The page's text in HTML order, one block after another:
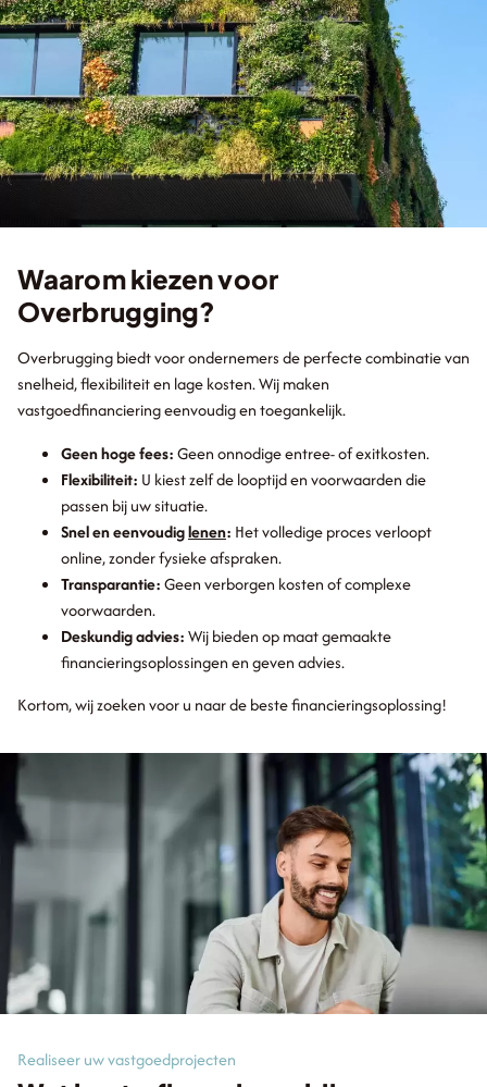
Waarom kiezen voor
Overbrugging?
Overbrugging biedt voor ondernemers de perfecte combinatie van
snelheid, flexibiliteit en lage kosten. Wij maken
vastgoedfinanciering eenvoudig en toegankelijk.
Geen hoge fees:Geen onnodige entree- of exitkosten.
Flexibiliteit: U kiest zelf de looptijd en voorwaarden die
passen bij uw situatie.
Snel en eenvoudiglenen: Het volledige proces verloopt
online, zonder fysieke afspraken.
Transparantie:Geen verborgen kosten of complexe
voorwaarden.
Deskundig advies:Wij bieden op maat gemaakte
financieringsoplossingen en geven advies.
Kortom, wij zoeken voor u naar de beste financieringsoplossing!
Realiseer uw vastgoedprojecten